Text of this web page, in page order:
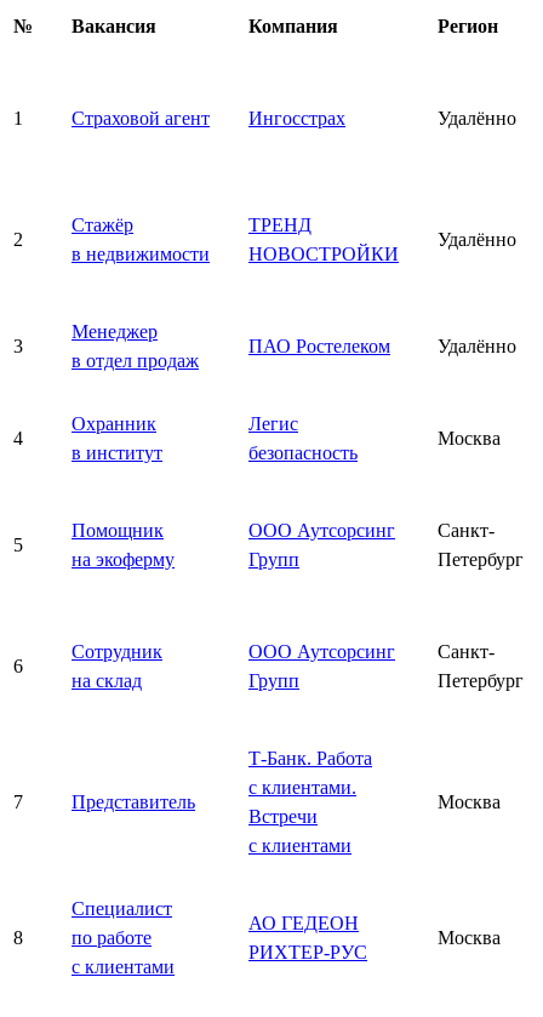
№ Вакансия Компания Регион
1 Страховой агент Ингосстрах Удалённо
2
Стажёр
в недвижимости
ТРЕНД
НОВОСТРОЙКИ
Удалённо
3
Менеджер
в отдел продаж
ПАО Ростелеком Удалённо
4
Охранник
в институт
Легис
безопасность
Москва
5
Помощник
на экоферму
ООО Аутсорсинг
Групп
Санкт-
Петербург
6
Сотрудник
на склад
ООО Аутсорсинг
Групп
Санкт-
Петербург
7 Представитель
Т-Банк. Работа
с клиентами.
Встречи
с клиентами
Москва
8
Специалист
по работе
с клиентами
АО ГЕДЕОН
РИХТЕР-РУС
Москва